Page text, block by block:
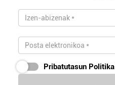
Pribatutasun Politika